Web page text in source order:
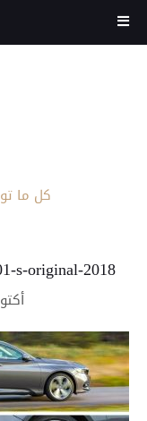
كل ما
2018-honda-accord-inline2-photo-692401-s-original
أكتوبر